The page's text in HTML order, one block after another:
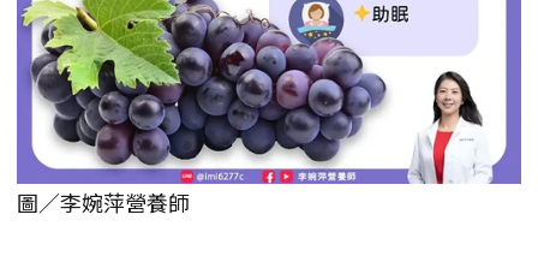
圖／李婉萍營養師